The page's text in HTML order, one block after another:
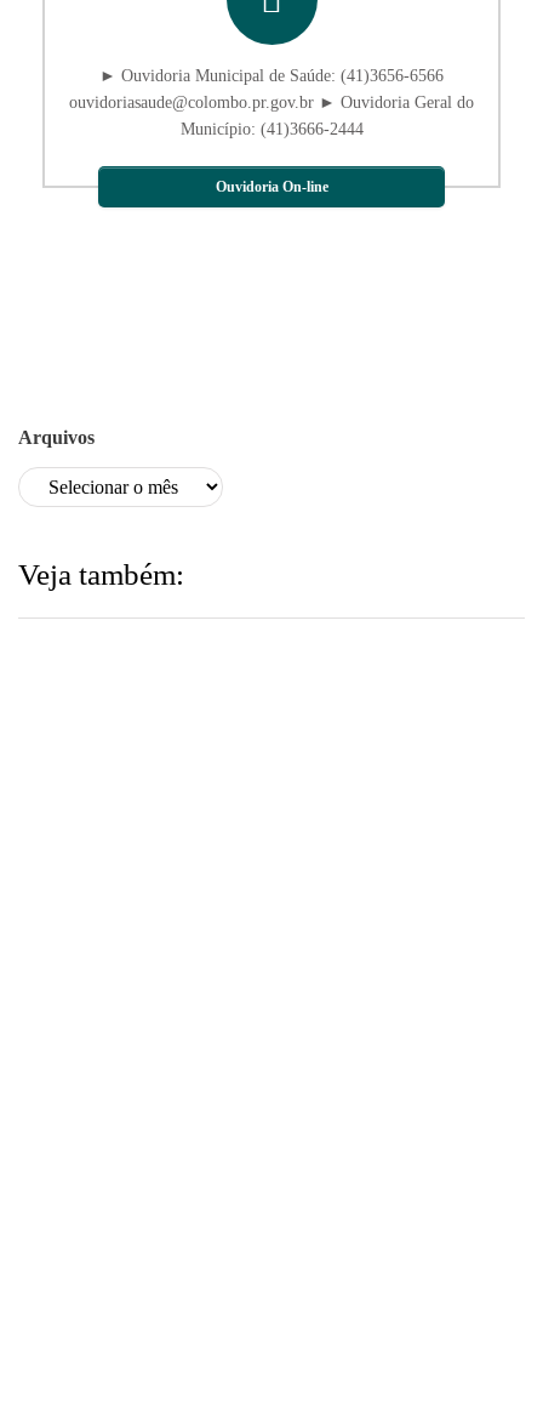
► Ouvidoria Municipal de Saúde: (41)3656-6566
ouvidoriasaude@colombo.pr.gov.br ► Ouvidoria Geral do
Município: (41)3666-2444
Ouvidoria On-line
Arquivos
Veja também: